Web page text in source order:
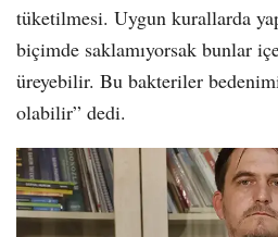
tüketilmesi. Uygun kurallarda
biçimde saklamıyorsak bunlar
üreyebilir. Bu bakteriler
olabilir” dedi.